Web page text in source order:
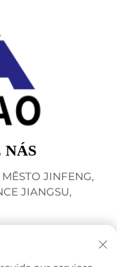
JINFENG,
JIANGSU,